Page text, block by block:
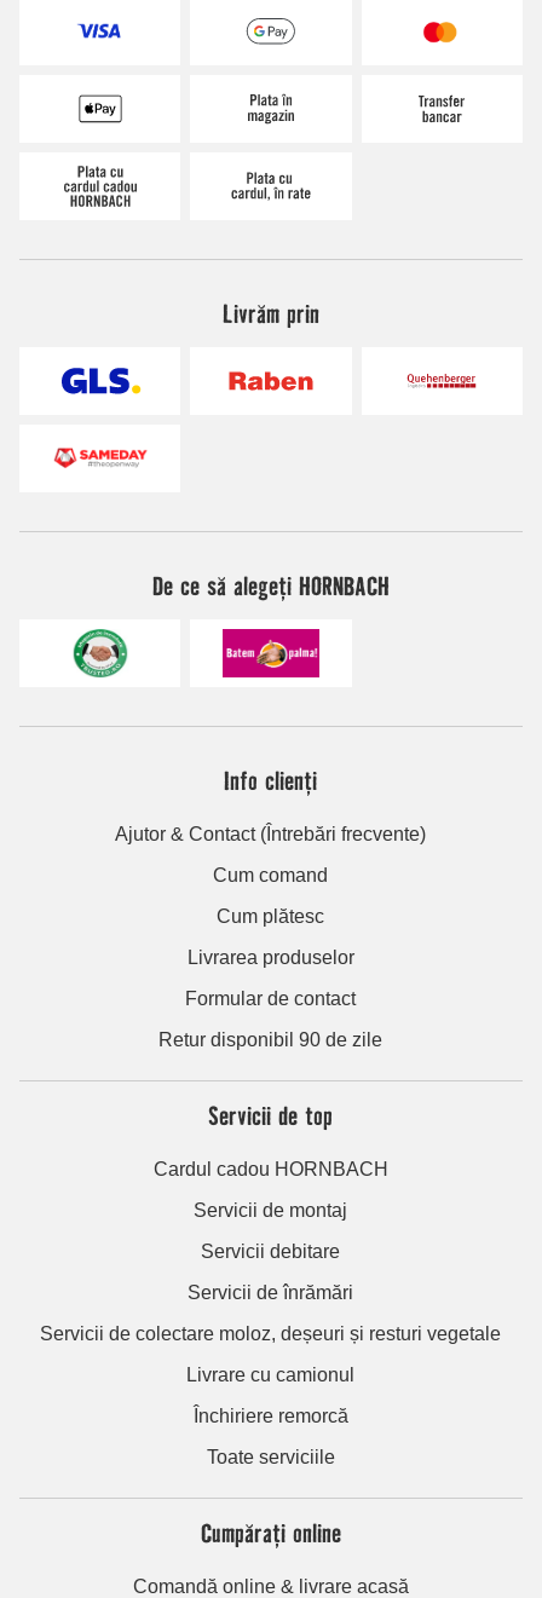
Livrăm prin
De ce să alegeți HORNBACH
Info clienți
Ajutor & Contact (Întrebări frecvente)
Cum comand
Cum plătesc
Livrarea produselor
Formular de contact
Retur disponibil 90 de zile
Servicii de top
Cardul cadou HORNBACH
Servicii de montaj
Servicii debitare
Servicii de înrămări
Servicii de colectare moloz, deșeuri și resturi vegetale
Livrare cu camionul
Închiriere remorcă
Toate serviciile
Cumpărați online
Comandă online & livrare acasă